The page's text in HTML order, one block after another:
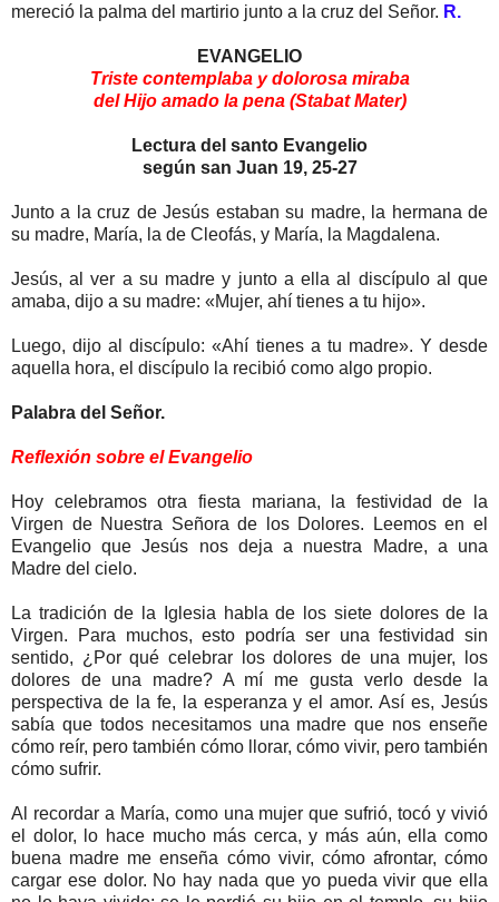
mereció la palma del martirio junto a la cruz del Señor. R.
EVANGELIO
Triste contemplaba y dolorosa miraba
delHijo amado la pena (Stabat Mater)
Lectura del santo Evangelio
según san Juan 19, 25-27
Junto a la cruz de Jesús estaban su madre, la hermana de
su madre, María, la de Cleofás, y María, la Magdalena.
Jesús, al ver a su madre y junto a ella al discípulo al que
amaba, dijo a su madre: «Mujer, ahí tienes a tu hijo».
Luego, dijo al discípulo: «Ahí tienes a tu madre». Y desde
aquella hora, el discípulo la recibió como algo propio.
Palabra del Señor.
Reflexión sobre el Evangelio
Hoy celebramos otra fiesta mariana, la festividad de la
Virgen de Nuestra Señora de los Dolores. Leemos en el
Evangelio que Jesús nos deja a nuestra Madre, a una
Madre del cielo.
La tradición de la Iglesia habla de los siete dolores de la
Virgen. Para muchos, esto podría ser una festividad sin
sentido, ¿Por qué celebrar los dolores de una mujer, los
dolores de una madre? A mí me gusta verlo desde la
perspectiva de la fe, la esperanza y el amor. Así es, Jesús
sabía que todos necesitamos una madre que nos enseñe
cómo reír, pero también cómo llorar, cómo vivir, pero también
cómo sufrir.
Al recordar a María, como una mujer que sufrió, tocó y vivió
el dolor, lo hace mucho más cerca, y más aún, ella como
buena madre me enseña cómo vivir, cómo afrontar, cómo
cargar ese dolor. No hay nada que yo pueda vivir que ella